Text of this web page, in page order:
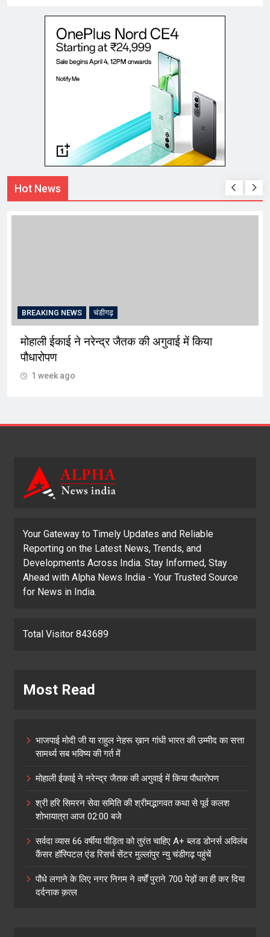
Hot News
BREAKING NEWS चंडीगढ़
मोहाली ईकाई ने नरेन्द्र जैतक की अगुवाई में किया
पौधारोपण
1 week ago
Your Gateway to Timely Updates and Reliable
Reporting on the Latest News, Trends, and
Developments Across India. Stay Informed, Stay
Ahead with Alpha News India - Your Trusted Source
for News in India.
Total Visitor 843689
Most Read
भाजपाई मोदी जी या राहुल नेहरू ख़ान गांधी भारत की उम्मीद का सत्ता
सामर्थ्य सब भविष्य की गर्त में
मोहाली ईकाई ने नरेन्द्र जैतक की अगुवाई में किया पौधारोपण
श्री हरि सिमरन सेवा समिति की श्रीमद्भागवत कथा से पूर्व कलश
शोभायात्रा आज 02:00 बजे
सर्वदा व्यास 66 वर्षीया पीड़िता को तुरंत चाहिए A+ ब्लड डोनर्स अविलंब
कैंसर हॉस्पिटल एंड रिसर्च सेंटर मुल्लांपुर न्यु चंडीगढ़ पहुंचें
पौधे लगाने के लिए नगर निगम ने वर्षों पुराने 700 पेड़ों का ही कर दिया
दर्दनाक क़त्ल